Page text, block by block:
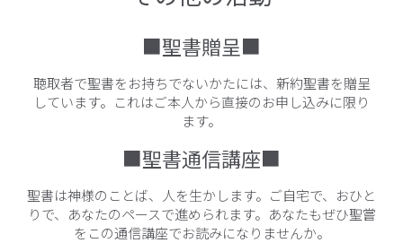
■聖書贈呈■
聴取者で聖書をお持ちでないかたには、新約聖書を贈呈
しています。これはご本人から直接のお申し込みに限り
ます。
■聖書通信講座■
聖書は神様のことば、人を生かします。ご自宅で、おひと
りで、あなたのペースで進められます。あなたもぜひ聖嘗
をこの通信講座でお読みになりませんか。